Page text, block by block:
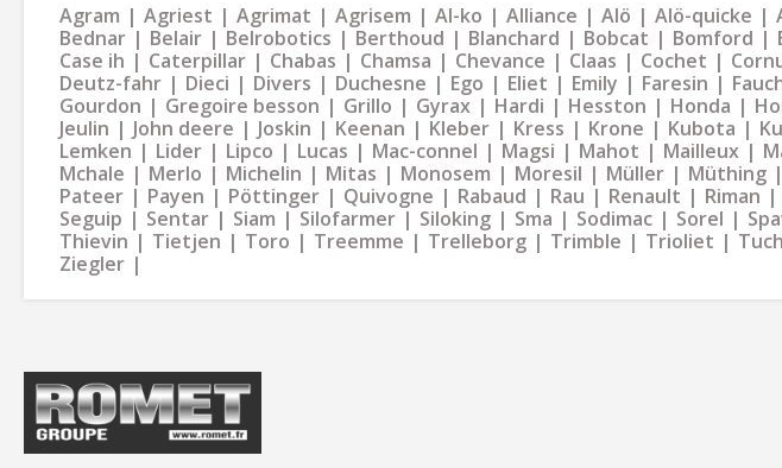
Agram Agriest Agrimat Agrisem Al-ko Alliance Alö Alö-quicke
Bednar
Belair Belrobotics Berthoud Blanchard Bobcat Bomford
Case ih
Caterpillar Chabas Chamsa Chevance Claas Cochet
Deutz-fahr
Dieci Divers Duchesne Ego Eliet Emily Faresin
Gourdon
Gregoire besson Grillo Gyrax Hardi Hesston Honda
Jeulin
John deere Joskin Keenan Kleber Kress Krone Kubota
Lemken
Lider Lipco Lucas Mac-connel Magsi Mahot Mailleux
Mchale
Merlo Michelin Mitas Monosem Moresil Müller Müthing
Pateer
Payen Pöttinger Quivogne Rabaud Rau Renault Riman
Seguip
Sentar Siam Silofarmer Siloking Sma Sodimac Sorel
Thievin
Tietjen Toro Treemme Trelleborg Trimble Trioliet
Ziegler